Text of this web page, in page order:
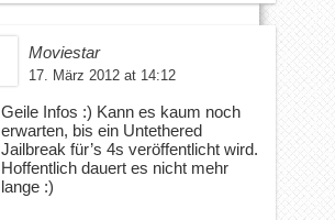
Moviestar
17. März 2012 at 14:12
Geile Infos :) Kann es kaum noch
erwarten, bis ein Untethered
Jailbreak für’s 4s veröffentlicht wird.
Hoffentlich dauert es nicht mehr
lange :)